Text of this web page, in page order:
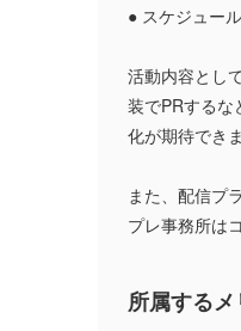
● スケジュー
活動内容とし
装でPRするな
化が期待できま
また、配信プ
プレ事務所は
所属するメ